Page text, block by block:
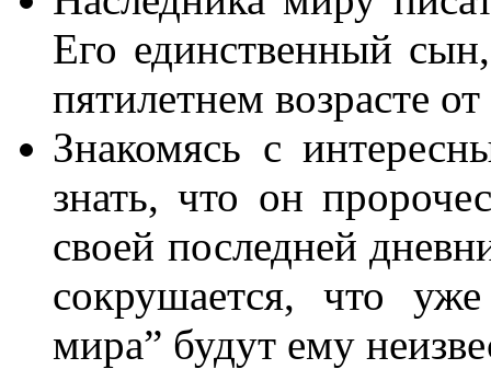
Его единственный
пятилетнем возрасте
Знакомясь с
знать, что он
своей последней
сокрушается, что
мира” будут ему